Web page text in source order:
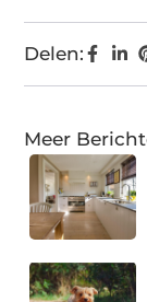
Delen:
Meer